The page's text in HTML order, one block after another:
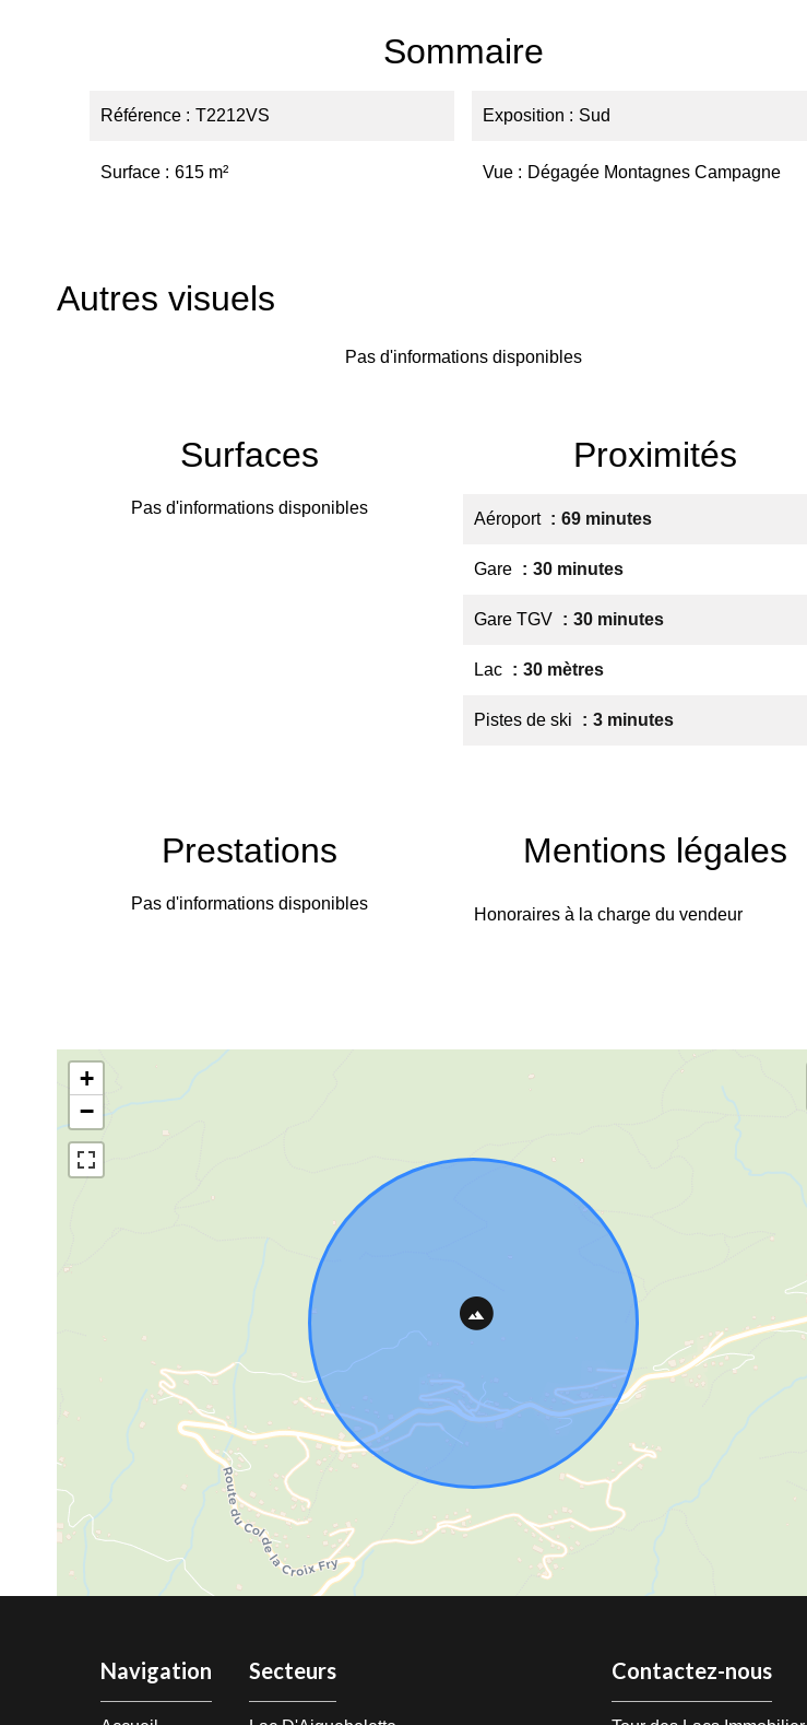
Sommaire
Référence T2212VS
Surface 615 m²
Exposition Sud
Vue Dégagée Montagnes Campagne
Autres visuels
Pas d'informations disponibles
Surfaces
Pas d'informations disponibles
Proximités
Aéroport 69 minutes
Gare 30 minutes
Gare TGV 30 minutes
Lac 30 mètres
Pistes de ski 3 minutes
Prestations
Pas d'informations disponibles
Mentions légales
Honoraires à la charge du vendeur
+
−
Navigation Secteurs Contactez-nous